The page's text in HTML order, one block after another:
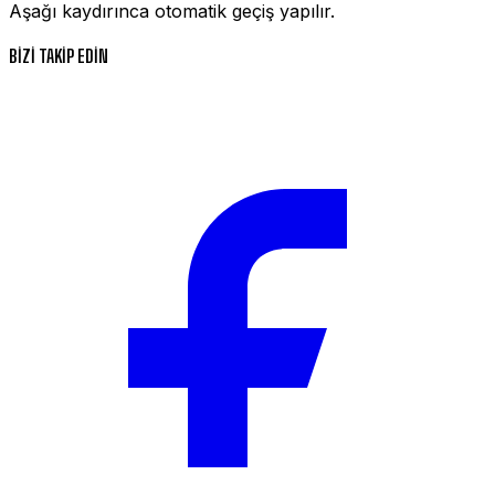
Aşağı kaydırınca otomatik geçiş yapılır.
BİZİ TAKİP EDİN